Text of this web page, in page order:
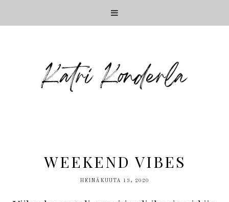
WEEKEND VIBES
HEINÄKUUTA 13, 2020